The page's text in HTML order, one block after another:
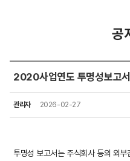
공
2020사업연도 투명성보고서
관리자 2026-02-27
투명성 보고서는 주식회사 등의 외